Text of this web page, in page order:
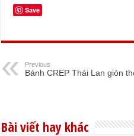
Save
Previous
Bánh CREP Thái Lan giòn
Bài viết hay khác